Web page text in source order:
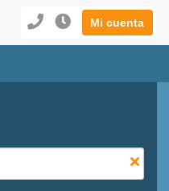
Mi cuenta